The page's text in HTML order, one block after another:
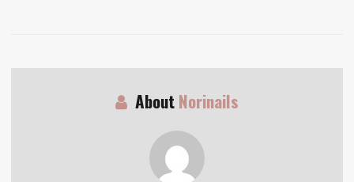
AboutNorinails